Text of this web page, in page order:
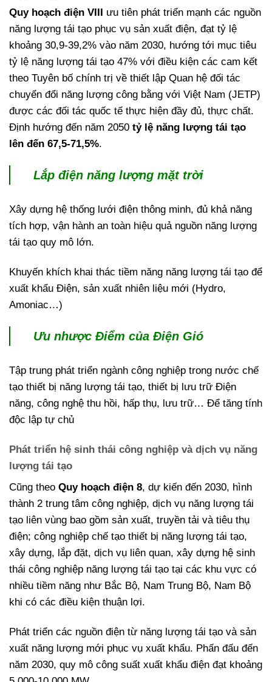
Quy hoạch điện VIII
ưu tiên phát triển mạnh các nguồn
năng lượng tái tạo phục vụ sản xuất điện, đạt tỷ lệ
khoảng 30,9-39,2% vào năm 2030, hướng tới mục tiêu
tỷ lệ năng lượng tái tạo 47% với điều kiện các cam kết
theo Tuyên bố chính trị về thiết lập Quan hệ đối tác
chuyển đổi năng lượng công bằng với Việt Nam (JETP)
được các đối tác quốc tế thực hiện đầy đủ, thực chất.
Định hướng đến năm 2050 tỷ lệ năng lượng tái tạo
lên đến 67,5-71,5%.
Lắp điện năng lượng mặt trời
Xây dựng hệ thống lưới điện thông minh, đủ khả năng
tích hợp, vận hành an toàn hiệu quả nguồn năng lượng
tái tạo quy mô lớn.
Khuyến khích khai thác tiềm năng năng lượng tái tạo để
xuất khẩu Điện, sản xuất nhiên liệu mới (Hydro,
Amoniac…)
Ưu nhược Điểm của Điện Gió
Tập trung phát triển ngành công nghiệp trong nước chế
tạo thiết bị năng lượng tái tạo, thiết bị lưu trữ Điện
năng, công nghệ thu hồi, hấp thụ, lưu trữ… Để tăng tính
độc lập tự chủ
Phát triển hệ sinh thái công nghiệp và dịch vụ năng
lượng tái tạo
Cũng theo Quy hoạch điện 8, dự kiến đến 2030, hình
thành 2 trung tâm công nghiệp, dịch vụ năng lượng tái
tạo liên vùng bao gồm sản xuất, truyền tải và tiêu thụ
điện; công nghiệp chế tạo thiết bị năng lượng tái tạo,
xây dựng, lắp đặt, dịch vụ liên quan, xây dựng hệ sinh
thái công nghiệp năng lượng tái tạo tại các khu vực có
nhiều tiềm năng như Bắc Bộ, Nam Trung Bộ, Nam Bộ
khi có các điều kiện thuận lợi.
Phát triển các nguồn điện từ năng lượng tái tạo và sản
xuất năng lượng mới phục vụ xuất khẩu. Phấn đấu đến
năm 2030, quy mô công suất xuất khẩu điện đạt khoảng